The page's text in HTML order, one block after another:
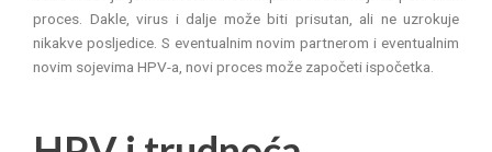
proces. Dakle, virus i dalje može biti prisutan, ali ne uzrokuje
nikakve posljedice. S eventualnim novim partnerom i eventualnim
novim sojevima HPV-a, novi proces može započeti ispočetka.